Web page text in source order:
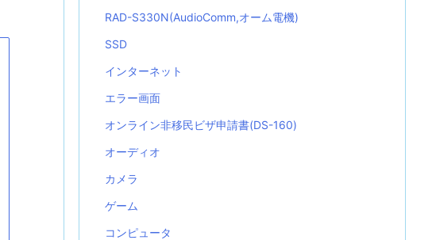
RAD-S330N(AudioComm,オーム電機)
SSD
インターネット
エラー画面
オンライン非移民ビザ申請書(DS-160)
オーディオ
カメラ
ゲーム
コンピュータ